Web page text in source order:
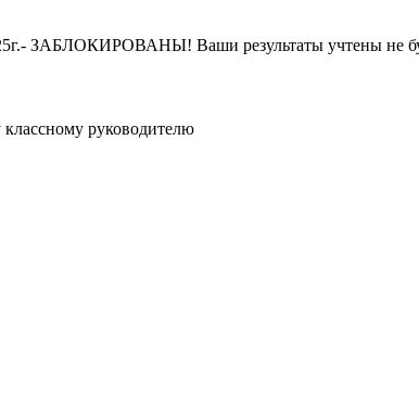
ЗАБЛОКИРОВАНЫ! Ваши результаты учтены не
классному руководителю